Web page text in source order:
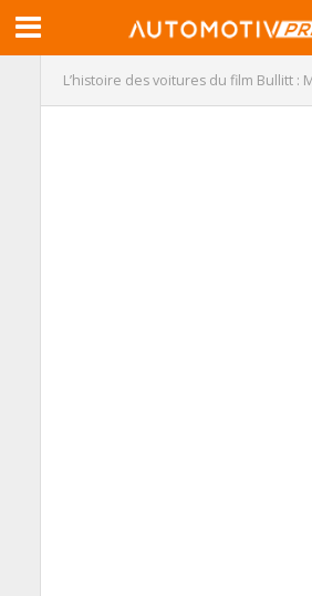
L’histoire des voitures du film Bullitt :